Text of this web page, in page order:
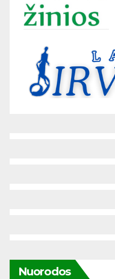
Nuorodos